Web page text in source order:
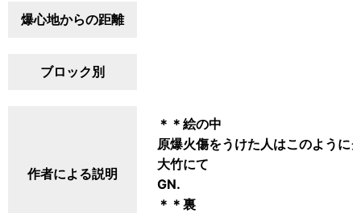
爆心地からの距離
ブロック別
作者による説明
＊＊絵の中
原爆火傷をうけた人はこのように
大竹にて
GN.
＊＊裏